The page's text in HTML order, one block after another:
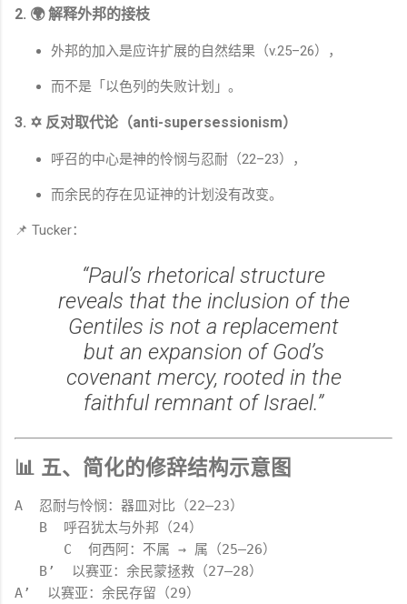
2. 🌍解释外邦的接枝
外邦的加入是应许扩展的自然结果（v.25–26），
而不是「以色列的失败计划」。
3. ✡ 反对取代论（anti-supersessionism）
呼召的中心是神的怜悯与忍耐（22–23），
而余民的存在见证神的计划没有改变。
📌 Tucker：
“Paul’s rhetorical structure
reveals that the inclusion of the
Gentiles is not a replacement
but an expansion of God’s
covenant mercy, rooted in the
faithful remnant of Israel.”
📊 五、简化的修辞结构示意图
A
  忍耐与怜悯：器皿对比（
22–23）
B
  呼召犹太与外邦（
24）
      C  何西阿：不属 → 属（
25–26）
B’  以赛亚：余民蒙拯救（27–28
A’  以赛亚：余民存留（29